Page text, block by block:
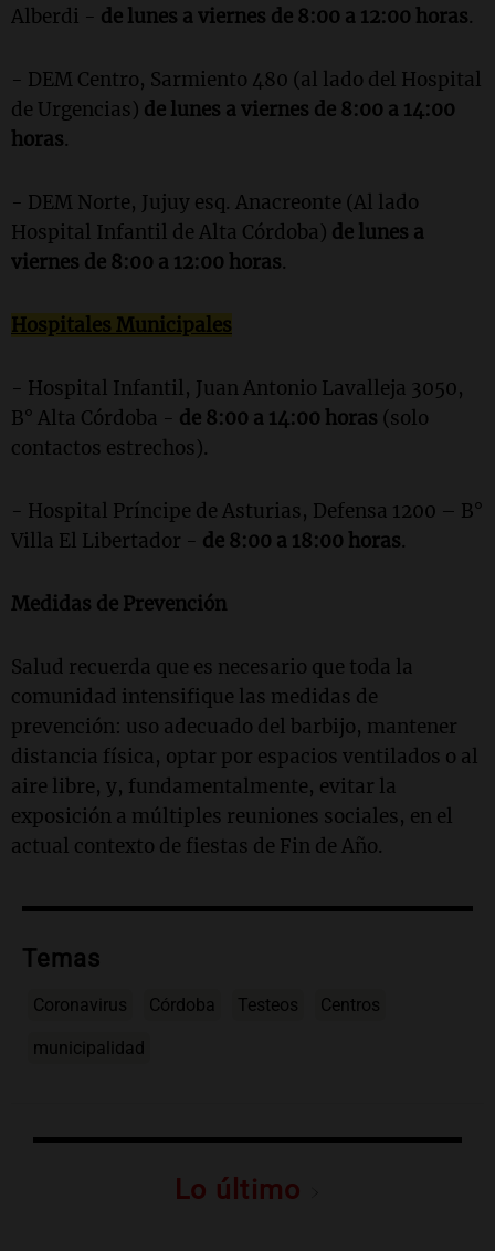
Alberdi - de lunes a viernes de 8:00 a 12:00 horas.
- DEM Centro, Sarmiento 480 (al lado del Hospital
de Urgencias) de lunes a viernes de 8:00 a 14:00
horas.
- DEM Norte, Jujuy esq. Anacreonte (Al lado
Hospital Infantil de Alta Córdoba) de lunes a
viernes de 8:00 a 12:00 horas.
Hospitales Municipales
- Hospital Infantil, Juan Antonio Lavalleja 3050,
B° Alta Córdoba - de 8:00 a 14:00 horas (solo
contactos estrechos).
- Hospital Príncipe de Asturias, Defensa 1200 – B°
Villa El Libertador - de 8:00 a 18:00 horas.
Medidas de Prevención
Salud recuerda que es necesario que toda la
comunidad intensifique las medidas de
prevención: uso adecuado del barbijo, mantener
distancia física, optar por espacios ventilados o al
aire libre, y, fundamentalmente, evitar la
exposición a múltiples reuniones sociales, en el
actual contexto de fiestas de Fin de Año.
Temas
Coronavirus Córdoba Testeos Centros
municipalidad
Lo último